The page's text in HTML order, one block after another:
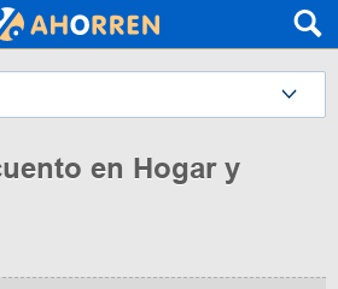
en Hogar y